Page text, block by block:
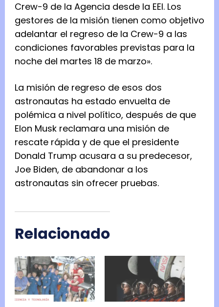
Crew-9 de la Agencia desde la EEI. Los
gestores de la misión tienen como objetivo
adelantar el regreso de la Crew-9 a las
condiciones favorables previstas para la
noche del martes 18 de marzo».
La misión de regreso de esos dos
astronautas ha estado envuelta de
polémica a nivel político, después de que
Elon Musk reclamara una misión de
rescate rápida y de que el presidente
Donald Trump acusara a su predecesor,
Joe Biden, de abandonar a los
astronautas sin ofrecer pruebas.
Relacionado